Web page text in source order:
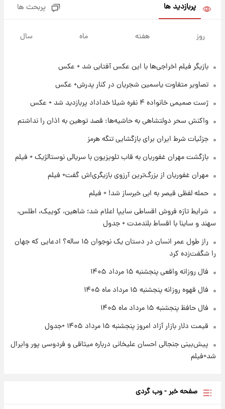
۱۷ ساعت پیش
فال روزانه واقعی پنجشنبه ۱۵ مرداد ۱۴۰۵
۱ روز پیش
+ جدول
۱ روز پیش
آغاز طرح جدید فروش مشارکت در تولید سایپا؛
نام خودرو، مبلغ پیش پرداخت و زمان تحویل |
سود مشارکت چند درصد است؟
پربازدید ها پربحث ها
روز هفته ماه سال
بازیگر فیلم اخراجی‌ها با این عکس آفتابی شد + عکس
تصاویر متفاوت یاسمین شجریان در کنار پدرش+ عکس
ژست صمیمی خانواده ۴ نفره شیلا خداداد پربازدید شد + عکس
واکنش سحر دولتشاهی به حاشیه‌ها: قصد توهین به اذان را نداشتم
جزئیات شرط ایران برای بازگشایی تنگه هرمز
بازگشت مهران غفوریان به قاب تلویزیون با سریالی نوستالژیک + فیلم
مهران غفوریان از بزرگ‌ترین آرزوی بازیگری‌اش گفت+ فیلم
حمله لفظی قیصر به ابی خبرساز شد! + فیلم
شرایط تازه فروش اقساطی سایپا اعلام شد؛ شاهین، کوییک، اطلس،
سهند و ساینا با اقساط بلندمدت + جدول
راز طول عمر انسان در دستان یک نوجوان ۱۵ ساله؟ ادعایی که جهان
را شگفت‌زده کرد
فال روزانه واقعی پنجشنبه ۱۵ مرداد ۱۴۰۵
فال قهوه روزانه پنجشنبه ۱۵ مرداد ماه ۱۴۰۵
فال حافظ پنجشنبه ۱۵ مرداد ماه ۱۴۰۵
قیمت دلار بازار آزاد امروز پنجشنبه ۱۵ مرداد ۱۴۰۵ +جدول
پیش‌بینی جنجالی احسان علیخانی درباره میثاقی و فردوسی پور وایرال
شد+فیلم
صفحه خبر - وب گردی